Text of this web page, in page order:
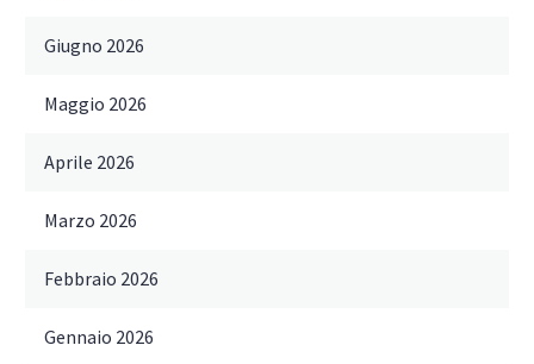
Giugno 2026
Maggio 2026
Aprile 2026
Marzo 2026
Febbraio 2026
Gennaio 2026